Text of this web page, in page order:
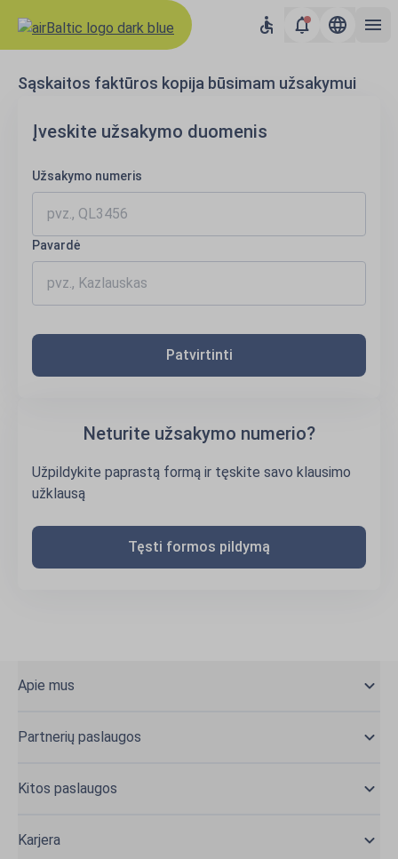
Sąskaitos faktūros kopija būsimam užsakymui
Įveskite užsakymo duomenis
Užsakymo numeris
Pavardė
Patvirtinti
Neturite užsakymo numerio?
Užpildykite paprastą formą ir tęskite savo klausimo
užklausą
Tęsti formos pildymą
Apie mus
Partnerių paslaugos
Kitos paslaugos
Karjera